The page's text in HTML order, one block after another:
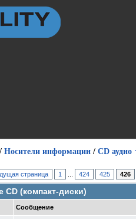
/ Носители информации / СD аудио
страница 1 424 425 426
(компакт-диски)
Сообщение